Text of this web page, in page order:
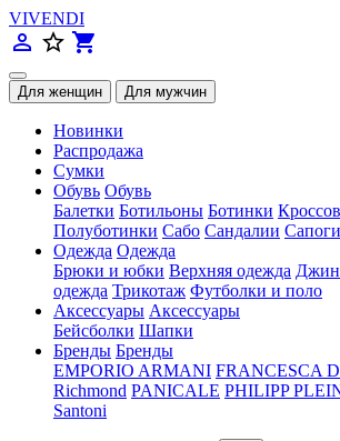
VIVENDI
person_outline star_border shopping_cart
Новинки
Распродажа
Сумки
Обувь Обувь
Балетки Ботильоны Ботинки
Полуботинки Сабо Сандалии Сапоги
Одежда Одежда
Брюки и юбки Верхняя одежда
одежда Трикотаж Футболки и поло
Аксессуары Аксессуары
Бейсболки Шапки
Бренды Бренды
EMPORIO ARMANI FRANCESCA
Richmond PANICALE PHILIPP
Santoni